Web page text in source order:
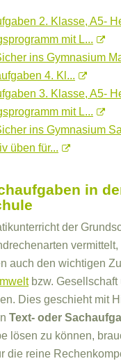
2. Klasse, A5-
mit L...
ins Gymnasium
4. Kl...
3. Klasse, A5-
mit L...
ins Gymnasium
üben für...
in
der
auch den wichtigen
bzw. Gesellschaft
Dies geschieht mit
Text- oder
lösen zu können,
die reine